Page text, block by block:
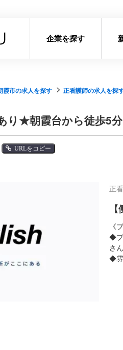
企業を探す
霞市の求人を探す 正看護師の求人を探
り★朝霞台から徒歩
URLをコピー
正
《
◆ブ
さ
◆雰